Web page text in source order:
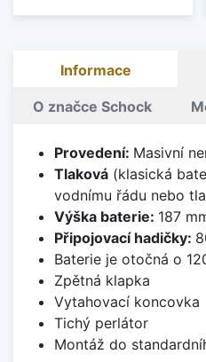
Informace
O značce Schock
Provedení: Masivní
Tlaková(klasická
vodnímu řádu nebo
Výška baterie: 187
Připojovací hadičky:
Baterie je otočná o
Zpětná klapka
Vytahovací koncovka
Tichý perlátor
Montáž do